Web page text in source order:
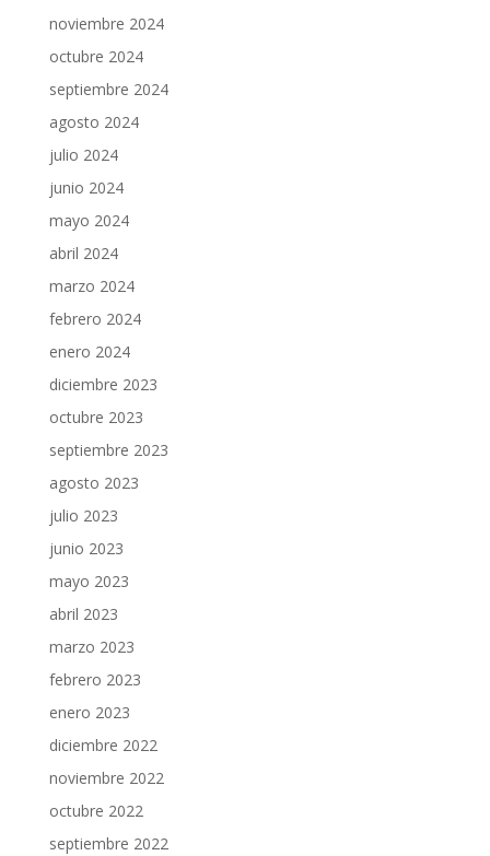
noviembre 2024
octubre 2024
septiembre 2024
agosto 2024
julio 2024
junio 2024
mayo 2024
abril 2024
marzo 2024
febrero 2024
enero 2024
diciembre 2023
octubre 2023
septiembre 2023
agosto 2023
julio 2023
junio 2023
mayo 2023
abril 2023
marzo 2023
febrero 2023
enero 2023
diciembre 2022
noviembre 2022
octubre 2022
septiembre 2022